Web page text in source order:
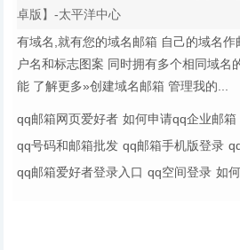
卓版】-太平洋中心
有域名,就有您的域名邮箱 自己的域名
户名和标志图案 同时拥有多个相同域名
能 了解更多»创建域名邮箱 管理我的...
qq邮箱网页爱好者 如何申请qq企业邮箱
qq号码和邮箱批发 qq邮箱手机版登录
qq邮箱爱好者登录入口 qq空间登录 如